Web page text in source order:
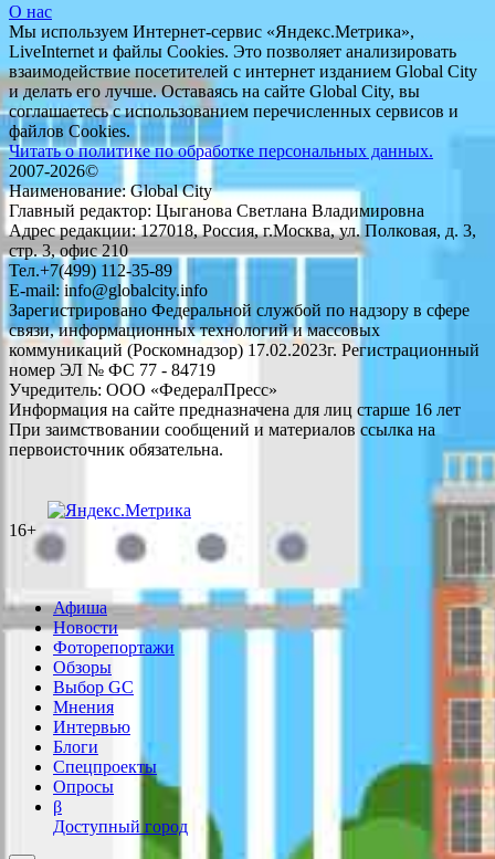
О нас
Мы используем Интернет-сервис «Яндекс.Метрика»,
LiveInternet и файлы Cookies. Это позволяет анализировать
взаимодействие посетителей с интернет изданием Global City
и делать его лучше. Оставаясь на сайте Global City, вы
соглашаетесь с использованием перечисленных сервисов и
файлов Cookies.
Читать о политике по обработке персональных данных.
2007-2026©
Наименование: Global City
Главный редактор: Цыганова Светлана Владимировна
Адрес редакции: 127018, Россия, г.Москва, ул. Полковая, д. 3,
стр. 3, офис 210
Тел.+7(499) 112-35-89
E-mail: info@globalcity.info
Зарегистрировано Федеральной службой по надзору в сфере
связи, информационных технологий и массовых
коммуникаций (Роскомнадзор) 17.02.2023г. Регистрационный
номер ЭЛ № ФС 77 - 84719
Учредитель: ООО «ФедералПресс»
Информация на сайте предназначена для лиц старше 16 лет
При заимствовании сообщений и материалов ссылка на
первоисточник обязательна.
16+
Афиша
Новости
Фоторепортажи
Обзоры
Выбор GC
Мнения
Интервью
Блоги
Спецпроекты
Опросы
β
Доступный город